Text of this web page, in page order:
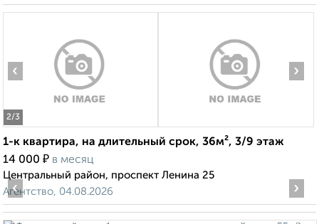
2/3
‹ ›
1-к квартира, на длительный срок, 36м², 3/9 этаж
14 000 ₽ в месяц
Центральный район, проспект Ленина 25
Агентство, 04.08.2026
‹ ›